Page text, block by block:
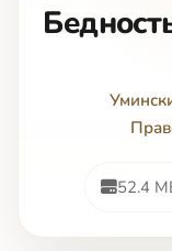
52.4